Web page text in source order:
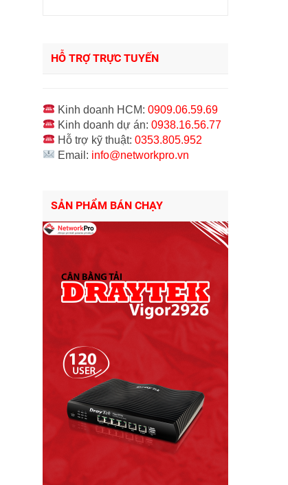
HỖ TRỢ TRỰC TUYẾN
Kinh doanh HCM:0909.06.59.69
Kinh doanh dự án:0938.16.56.77
Hỗ trợ kỹ thuật:0353.805.952
Email: info@networkpro.vn
SẢN PHẨM BÁN CHẠY